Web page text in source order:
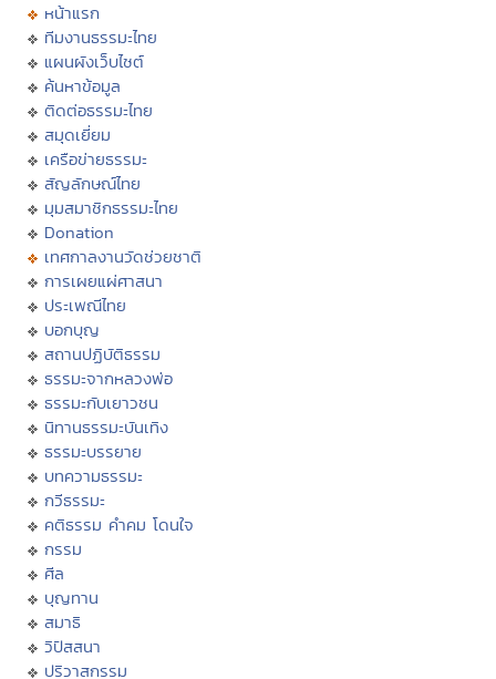
หน้าแรก
ทีมงานธรรมะไทย
แผนผังเว็บไซต์
ค้นหาข้อมูล
ติดต่อธรรมะไทย
สมุดเยี่ยม
เครือข่ายธรรมะ
สัญลักษณ์ไทย
มุมสมาชิกธรรมะไทย
Donation
เทศกาลงานวัดช่วยชาติ
การเผยแผ่ศาสนา
ประเพณีไทย
บอกบุญ
สถานปฏิบัติธรรม
ธรรมะจากหลวงพ่อ
ธรรมะกับเยาวชน
นิทานธรรมะบันเทิง
ธรรมะบรรยาย
บทความธรรมะ
กวีธรรมะ
คติธรรม คำคม โดนใจ
กรรม
ศีล
บุญทาน
สมาธิ
วิปัสสนา
ปริวาสกรรม